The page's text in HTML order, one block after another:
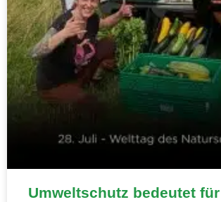
Umweltschutz bedeutet